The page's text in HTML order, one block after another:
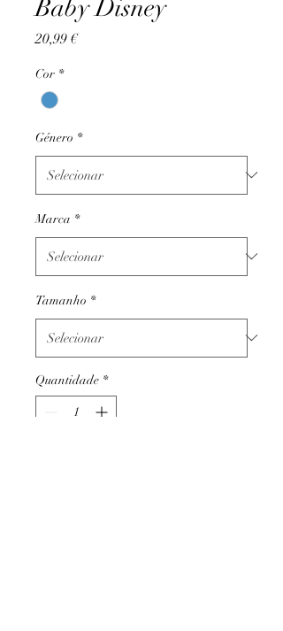
Baby Disney
20,99 €Preço
Cor *
Género *
Marca *
Tamanho *
Quantidade *